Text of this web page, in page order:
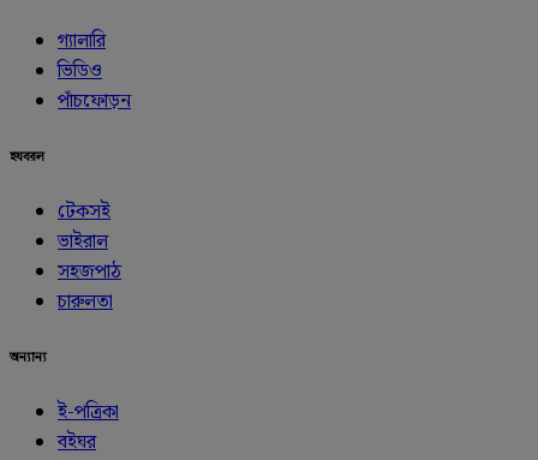
গ্যালারি
ভিডিও
পাঁচফোড়ন
হযবরল
টেকসই
ভাইরাল
সহজপাঠ
চারুলতা
অন্যান্য
ই-পত্রিকা
বইঘর